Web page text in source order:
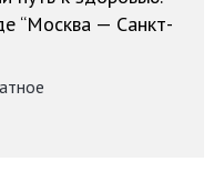
“Москва — Санкт-